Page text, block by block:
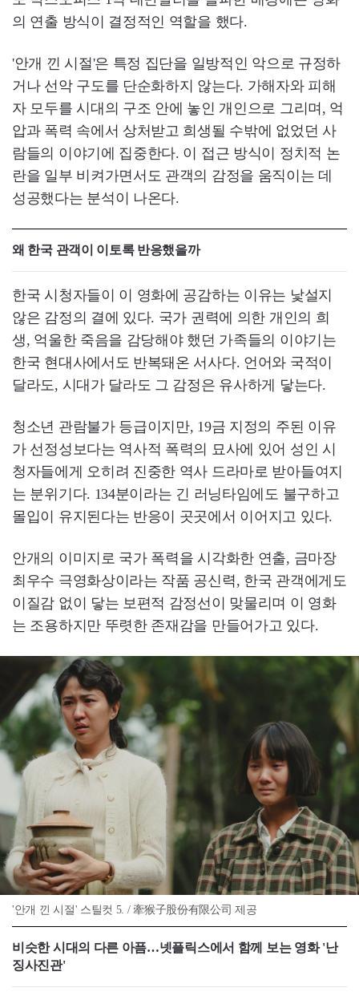
의 연출 방식이 결정적인 역할을 했다.
'안개 낀 시절'은 특정 집단을 일방적인 악으로 규정하
거나 선악 구도를 단순화하지 않는다. 가해자와 피해
자 모두를 시대의 구조 안에 놓인 개인으로 그리며, 억
압과 폭력 속에서 상처받고 희생될 수밖에 없었던 사
람들의 이야기에 집중한다. 이 접근 방식이 정치적 논
란을 일부 비켜가면서도 관객의 감정을 움직이는 데
성공했다는 분석이 나온다.
왜 한국 관객이 이토록 반응했을까
한국 시청자들이 이 영화에 공감하는 이유는 낯설지
않은 감정의 결에 있다. 국가 권력에 의한 개인의 희
생, 억울한 죽음을 감당해야 했던 가족들의 이야기는
한국 현대사에서도 반복돼온 서사다. 언어와 국적이
달라도, 시대가 달라도 그 감정은 유사하게 닿는다.
청소년 관람불가 등급이지만, 19금 지정의 주된 이유
가 선정성보다는 역사적 폭력의 묘사에 있어 성인 시
청자들에게 오히려 진중한 역사 드라마로 받아들여지
는 분위기다. 134분이라는 긴 러닝타임에도 불구하고
몰입이 유지된다는 반응이 곳곳에서 이어지고 있다.
안개의 이미지로 국가 폭력을 시각화한 연출, 금마장
최우수 극영화상이라는 작품 공신력, 한국 관객에게도
이질감 없이 닿는 보편적 감정선이 맞물리며 이 영화
는 조용하지만 뚜렷한 존재감을 만들어가고 있다.
'안개 낀 시절' 스틸컷 5. / 牽猴子股份有限公司 제공
비슷한 시대의 다른 아픔…넷플릭스에서 함께 보는 영화 '난
징사진관'